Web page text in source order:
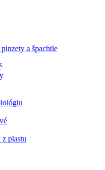
a špachtle
plastu